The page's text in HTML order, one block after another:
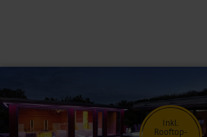
ausgestattet.
geräumiger und bieten ein Kingsize-Bett.
Inkl.
Rooftop-